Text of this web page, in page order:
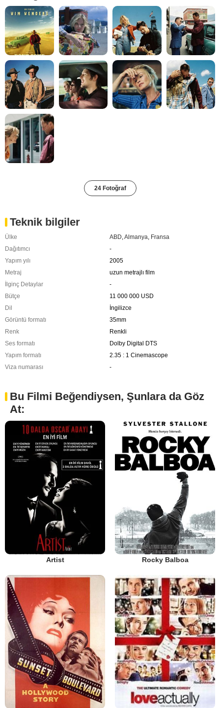
24 Fotoğraf
Teknik bilgiler
Ülke ABD Almanya Fransa
Dağıtımcı
-
Yapım yılı
2005
Metraj
uzun metrajlı film
İlginç Detaylar
-
Bütçe
11 000 000 USD
Dil
İngilizce
Görüntü formatı
35mm
Renk
Renkli
Ses formatı
Dolby Digital DTS
Yapım formatı
2.35 : 1 Cinemascope
Viza numarası
-
Bu Filmi Beğendiysen, Şunlara da Göz
At:
Artist Rocky Balboa